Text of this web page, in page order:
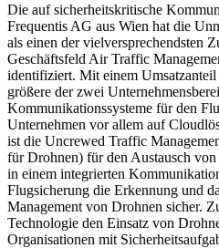
Die auf sicherheitskritische
Frequentis AG aus Wien hat die
als einen der vielversprechendsten
Geschäftsfeld Air Traffic
identifiziert. Mit einem
größere der zwei
Kommunikationssysteme für den
Unternehmen vor allem auf
ist die Uncrewed Traffic
für Drohnen) für den Austausch
in einem integrierten
Flugsicherung die Erkennung und
Management von Drohnen sicher.
Technologie den Einsatz von
Organisationen mit